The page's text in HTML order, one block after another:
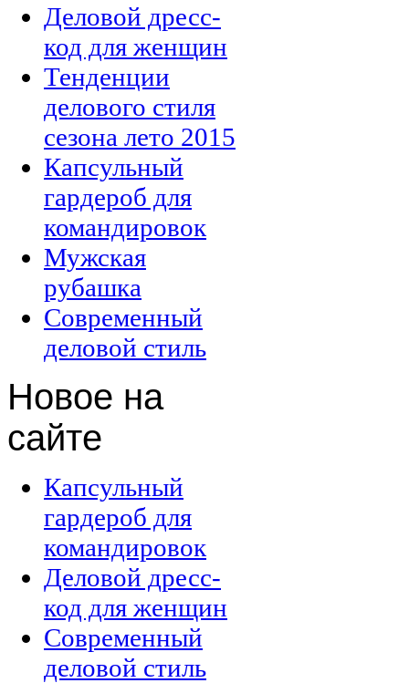
Деловой дресс-
код для женщин
Тенденции
делового стиля
сезона лето 2015
Капсульный
гардероб для
командировок
Мужская
рубашка
Современный
деловой стиль
Новое на
сайте
Капсульный
гардероб для
командировок
Деловой дресс-
код для женщин
Современный
деловой стиль